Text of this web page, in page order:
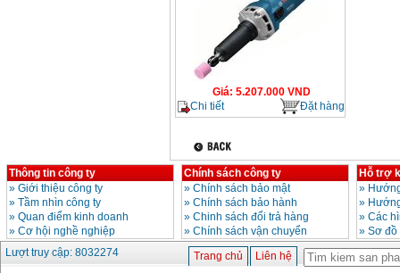
Giá: 5.207.000VND
Chi tiết
Đặt hàng
Thông tin công ty
» Giới thiệu công ty
» Tầm nhìn công ty
» Quan điểm kinh doanh
» Cơ hội nghề nghiệp
Chính sách công ty
» Chính sách bảo mật
» Chính sách bảo hành
» Chinh sách đổi trả hàng
» Chính sách vận chuyển
Hỗ trợ
»
»
» Các
» Sơ
Lượt truy cập: 8032274
Trang chủ Liên hệ